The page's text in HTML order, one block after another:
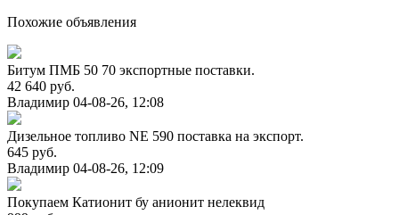
Похожие объявления
Битум ПМБ 50 70 экспортные поставки.
42 640 руб.
Владимир 04-08-26, 12:08
Дизельное топливо NE 590 поставка на экспорт.
645 руб.
Владимир 04-08-26, 12:09
Покупаем Катионит бу анионит нелеквид